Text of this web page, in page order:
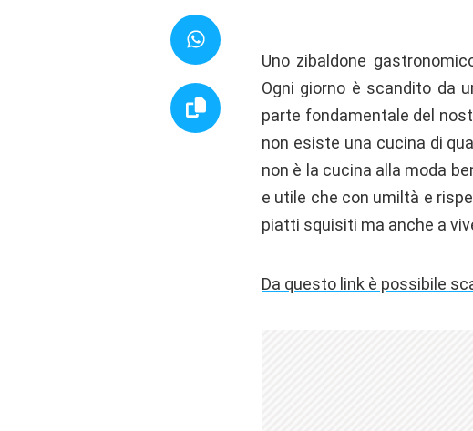
Uno zibaldone
Ogni giorno è scandito da
parte fondamentale del
non esiste una cucina di
non è la cucina alla moda
e utile che con umiltà e
piatti squisiti ma anche a
Da questo link è possibile